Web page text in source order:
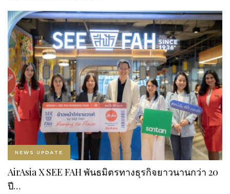
NEWS UPDATE
AirAsia X SEE FAH พันธมิตรทางธุรกิจยาวนานกว่า 20
ปี…